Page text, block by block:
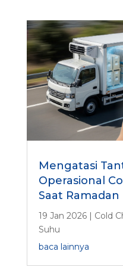
Mengatasi
Operasional
Saat Ramadan
19 Jan 2026| Cold
Suhu
baca lainnya